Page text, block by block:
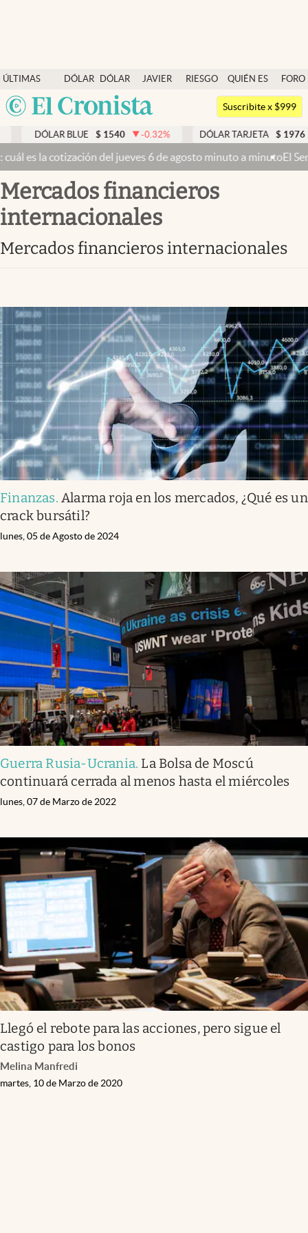
ÚLTIMAS
NOTICIAS
DÓLAR
DÓLAR
BLUE
JAVIER
RIESGO
QUIÉN ES
QUIÉN
FORO
Argentina
México
Dólar
Members
Economía y Política
Finanzas y Mercados
Mercados Online
Negocios
Infotechnology
Clase
Clima
Mundial 2026
Eventos Corporativos
El Cronista Studio
Mediakit
abre en nueva pestaña
Argentina
Suscribite x $999
DÓLAR BLUE $ 1540 -0.32% DÓLAR TARJETA $ 1976
la cotización del jueves 6 de agosto minuto a minutoEl Senado
mercados financieros
internacionales
mercados financieros internacionales
Finanzas.Alarma roja en los mercados, ¿Qué es un
crack bursátil?
lunes, 05 de Agosto de 2024
Guerra Rusia-Ucrania. La Bolsa de Moscú
continuará cerrada al menos hasta el miércoles
lunes, 07 de Marzo de 2022
Llegó el rebote para las acciones, pero sigue el
castigo para los bonos
Melina Manfredi
martes, 10 de Marzo de 2020